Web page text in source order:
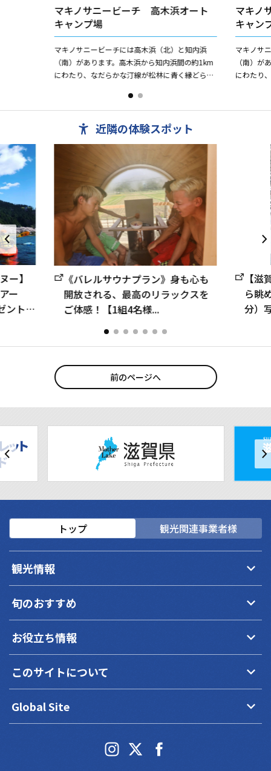
マキノサニービーチ 高木浜オート
キャンプ場
マキノサニービーチには高木浜（北）と知内浜
（南）があります。高木浜から知内浜間の約1km
にわたり、なだらかな汀線が松林に青く縁どられ
に引き継ぎたい日本の...
マキノ
キャン
マキノサ
（南）が
にわたり
近隣の体験スポット
ー】
ー
ント！
《バレルサウナプラン》身も心も
開放される、最高のリラックスを
ご体感！【1組4名様...
【
ら眺
分）
前のページへ
トップ 観光関連事業者様
観光情報 keyboard_arrow_down
旬のおすすめ keyboard_arrow_down
お役立ち情報 keyboard_arrow_down
このサイトについて keyboard_arrow_down
Global Site keyboard_arrow_down